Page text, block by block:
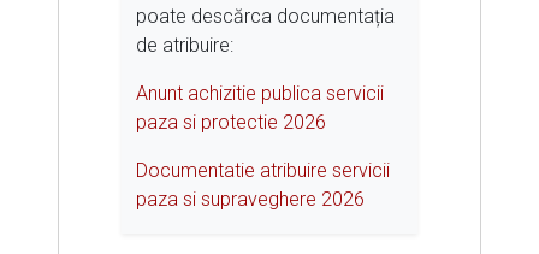
poate descărca documentația
de atribuire:
Anunt achizitie publica servicii
paza si protectie 2026
Documentatie atribuire servicii
paza si supraveghere 2026